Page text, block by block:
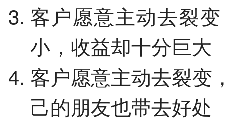
客户愿意主动去裂
小，收益却十分巨大
客户愿意主动去裂变
己的朋友也带去好处